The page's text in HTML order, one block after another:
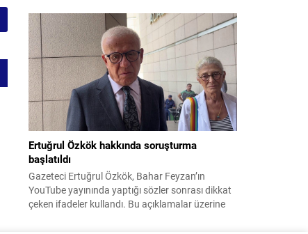
geldi. Yapılan oylamada usul ve gizlilikle ilgili
ciddi iddialar ortaya atıldı; bazı oyların geçersiz
sayılması ve meclis içindeki yönlendirmeler
kamuoyunda tepkilere yol açtı. Seçim sürecinde
yaşanan gelişmeler, parti grupları arasındaki
gerilimi artırdı. CHP’nin...
Ertuğrul Özkök hakkında soruşturma
başlatıldı
Gazeteci Ertuğrul Özkök, Bahar Feyzan’ın
YouTube yayınında yaptığı sözler sonrası dikkat
çeken ifadeler kullandı. Bu açıklamalar üzerine